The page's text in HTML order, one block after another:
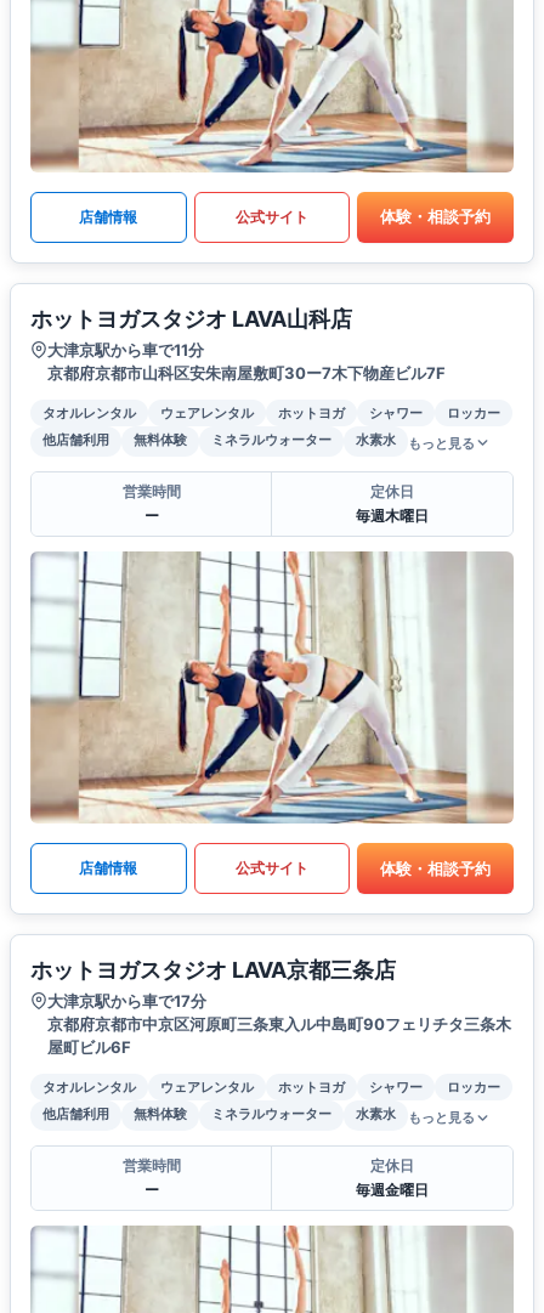
店舗情報 公式サイト 体験・相談予約
ホットヨガスタジオ LAVA山科店
大津京駅から車で11分
京都府京都市山科区安朱南屋敷町30ー7木下物産ビル7F
タオルレンタル ウェアレンタル ホットヨガ シャワー
ロッカー
他店舗利用
無料体験 ミネラルウォーター 水素水 もっと見る
営業時間
ー
定休日
毎週木曜日
店舗情報 公式サイト 体験・相談予約
ホットヨガスタジオ LAVA京都三条店
大津京駅から車で17分
京都府京都市中京区河原町三条東入ル中島町90フェリチタ三条木
屋町ビル6F
タオルレンタル ウェアレンタル ホットヨガ シャワー
ロッカー
他店舗利用
無料体験 ミネラルウォーター 水素水 もっと見る
営業時間
ー
定休日
毎週金曜日